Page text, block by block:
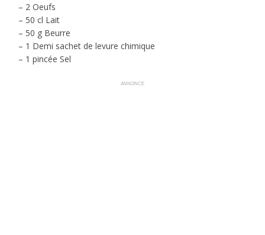
– 2 Oeufs
– 50 cl Lait
– 50 g Beurre
– 1 Demi sachet de levure chimique
– 1 pincée Sel
ANNONCE